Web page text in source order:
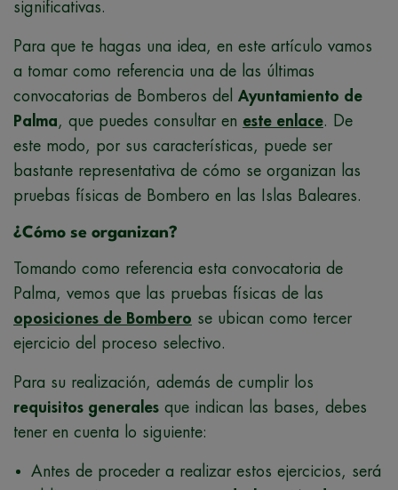
significativas.
Para que te hagas una idea, en este artículo vamos
a tomar como referencia una de las últimas
convocatorias de Bomberos del Ayuntamiento de
Palma, que puedes consultar en este enlace. De
este modo, por sus características, puede ser
bastante representativa de cómo se organizan las
pruebas físicas de Bombero en las Islas Baleares.
¿Cómo se organizan?
Tomando como referencia esta convocatoria de
Palma, vemos que las pruebas físicas de las
oposiciones de Bombero se ubican como tercer
ejercicio del proceso selectivo.
Para su realización, además de cumplir los
requisitos generales que indican las bases, debes
tener en cuenta lo siguiente:
Antes de proceder a realizar estos ejercicios, será